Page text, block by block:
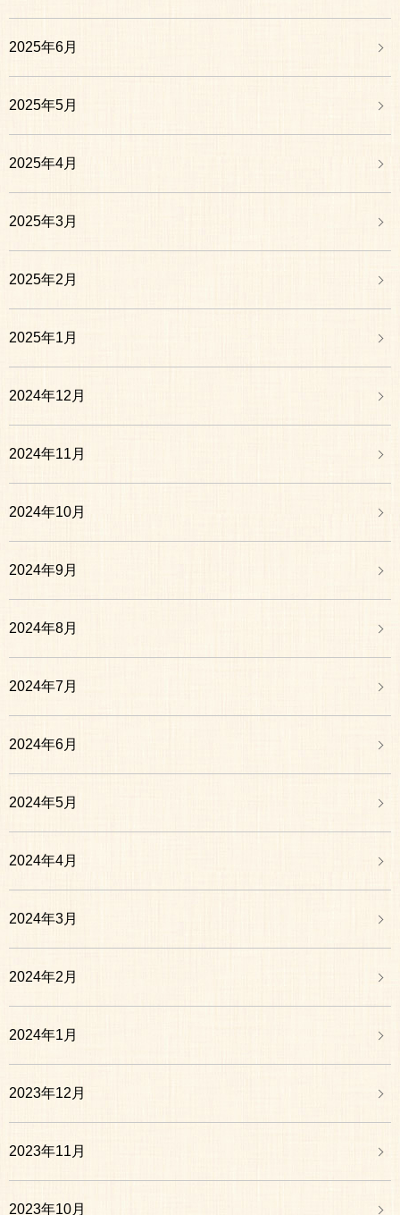
2025年6月
2025年5月
2025年4月
2025年3月
2025年2月
2025年1月
2024年12月
2024年11月
2024年10月
2024年9月
2024年8月
2024年7月
2024年6月
2024年5月
2024年4月
2024年3月
2024年2月
2024年1月
2023年12月
2023年11月
2023年10月